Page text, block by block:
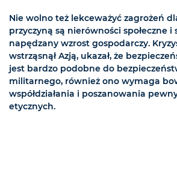
Nie wolno też lekceważyć zagrożeń
przyczyną są nierówności społeczne i
napędzany wzrost gospodarczy.
wstrząsnął Azją, ukazał, że
jest bardzo podobne do
militarnego, również ono wymaga
współdziałania i poszanowania
etycznych.